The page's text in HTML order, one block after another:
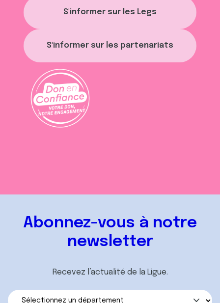
S'informer sur les Legs
S'informer sur les partenariats
Abonnez-vous à notre
newsletter
Recevez l’actualité de la Ligue.